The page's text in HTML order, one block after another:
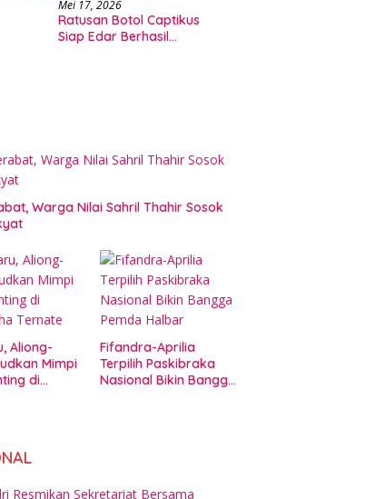
Mei 17, 2026
Ratusan Botol Captikus
Siap Edar Berhasil
Warga Nilai Sahril Thahir Sosok
Aliong-
Mimpi
di
Fifandra-Aprilia
Terpilih Paskibraka
Nasional Bikin Bangga